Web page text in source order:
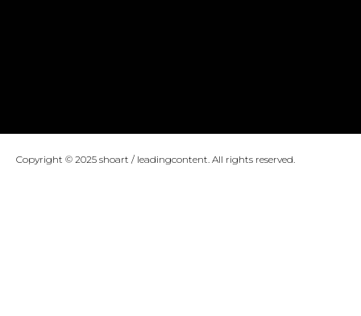
Copyright © 2025 shoart / leadingcontent. All rights reserved.